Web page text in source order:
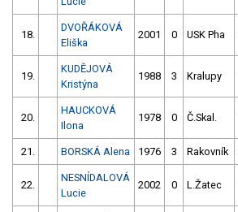
18.
DVOŘÁKOVÁ
Eliška
2001 0 USK Pha
19.
KUDĚJOVÁ
Kristýna
1988 3 Kralupy
20.
HAUCKOVÁ
Ilona
1978 0 Č.Skal.
21. BORSKÁ Alena 1976 3 Rakovník
22.
NESNÍDALOVÁ
Lucie
2002 0 L.Žatec